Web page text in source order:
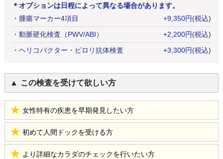
＊オプションは日程によって異なる場合があります。
・ 腫瘍マーカー4項目 +9,350円(税込)
・ 動脈硬化検査（PWV/ABI） +2,200円(税込)
・ ヘリコバクター・ピロリ抗体検査 +3,300円(税込)
この検査を受けて欲しい方
女性特有の疾患を早期発見したい方
初めて人間ドックを受ける方
より詳細なカラダのチェックを行いたい方